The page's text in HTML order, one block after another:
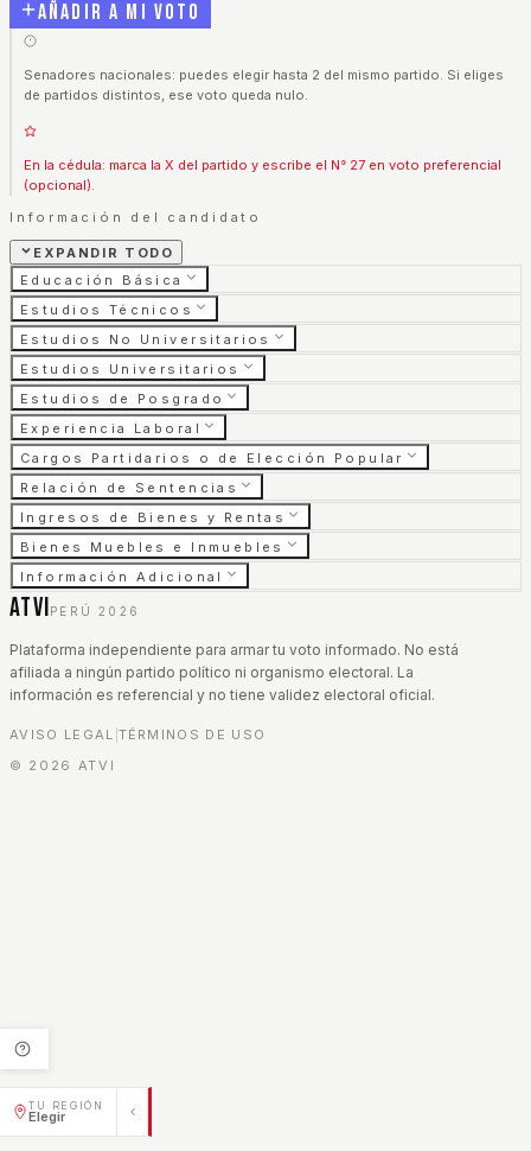
TU REGIÓN
Elegir
Añadir a mi voto
Senadores nacionales: puedes elegir hasta 2 del mismo partido. Si eliges
de partidos distintos, ese voto queda nulo.
En la cédula: marca la X del partido y escribe el N° 27 en voto preferencial
(opcional).
Información del candidato
EXPANDIR TODO
Educación Básica
Estudios Técnicos
Estudios No Universitarios
Estudios Universitarios
Estudios de Posgrado
Experiencia Laboral
Cargos Partidarios o de Elección Popular
Relación de Sentencias
Ingresos de Bienes y Rentas
Bienes Muebles e Inmuebles
Información Adicional
ATVI PERÚ 2026
Plataforma independiente para armar tu voto informado. No está
afiliada a ningún partido político ni organismo electoral. La
información es referencial y no tiene validez electoral oficial.
AVISO LEGAL TÉRMINOS DE USO
© 2026 ATVI